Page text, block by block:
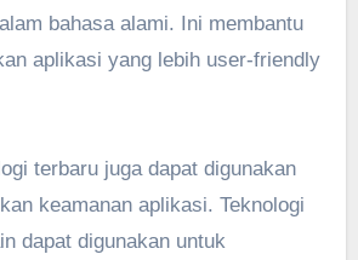
bahasa alami. Ini membantu
aplikasi yang lebih user-friendly
terbaru juga dapat digunakan
keamanan aplikasi. Teknologi
dapat digunakan untuk